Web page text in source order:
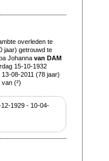
overleden te
jaar) getrouwd te
Johannavan DAM
15-10-1932
08-2011 (78 jaar)
van (²)
1929 - 10-04-